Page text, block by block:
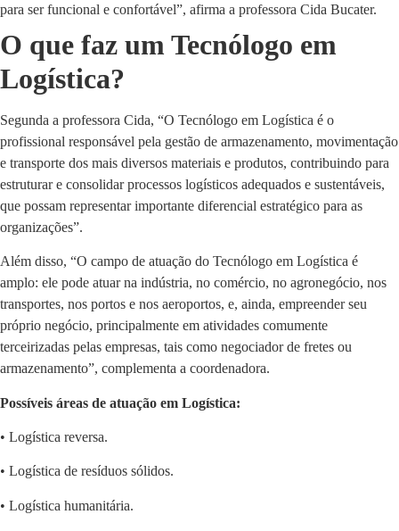
para ser funcional e confortável”, afirma a professora Cida Bucater.
O que faz um Tecnólogo em
Logística?
Segunda a professora Cida, “O Tecnólogo em Logística é o
profissional responsável pela gestão de armazenamento, movimentação
e transporte dos mais diversos materiais e produtos, contribuindo para
estruturar e consolidar processos logísticos adequados e sustentáveis,
que possam representar importante diferencial estratégico para as
organizações”.
Além disso, “O campo de atuação do Tecnólogo em Logística é
amplo: ele pode atuar na indústria, no comércio, no agronegócio, nos
transportes, nos portos e nos aeroportos, e, ainda, empreender seu
próprio negócio, principalmente em atividades comumente
terceirizadas pelas empresas, tais como negociador de fretes ou
armazenamento”, complementa a coordenadora.
Possíveis áreas de atuação em Logística:
• Logística reversa.
• Logística de resíduos sólidos.
• Logística humanitária.